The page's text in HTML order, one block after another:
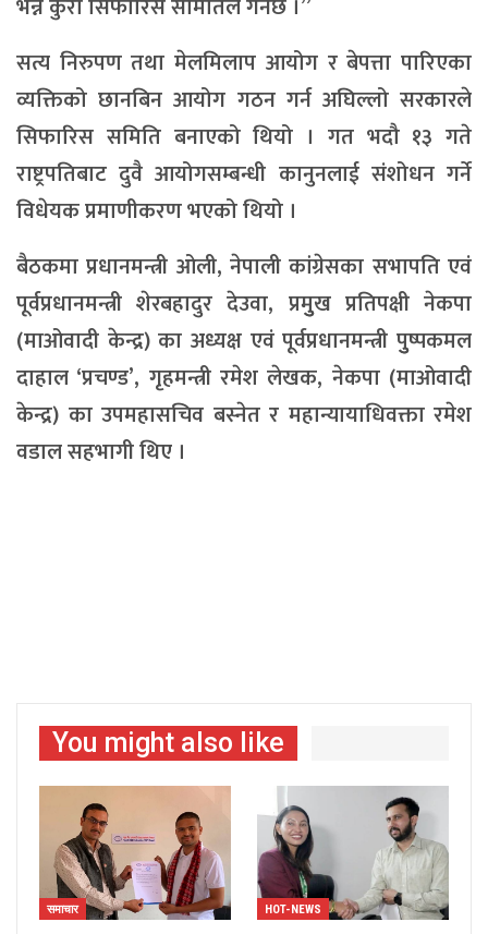
भन्ने कुरा सिफारिस समितिले गर्नेछ ।”
सत्य निरुपण तथा मेलमिलाप आयोग र बेपत्ता पारिएका
व्यक्तिको छानबिन आयोग गठन गर्न अघिल्लो सरकारले
सिफारिस समिति बनाएको थियो । गत भदौ १३ गते
राष्ट्रपतिबाट दुवै आयोगसम्बन्धी कानुनलाई संशोधन गर्ने
विधेयक प्रमाणीकरण भएको थियो ।
बैठकमा प्रधानमन्त्री ओली, नेपाली कांग्रेसका सभापति एवं
पूर्वप्रधानमन्त्री शेरबहादुर देउवा, प्रमुुख प्रतिपक्षी नेकपा
(माओवादी केन्द्र) का अध्यक्ष एवं पूर्वप्रधानमन्त्री पुुष्पकमल
दाहाल ‘प्रचण्ड’, गृहमन्त्री रमेश लेखक, नेकपा (माओवादी
केन्द्र) का उपमहासचिव बस्नेत र महान्यायाधिवक्ता रमेश
वडाल सहभागी थिए ।
You might also like
समाचार HOT-NEWS